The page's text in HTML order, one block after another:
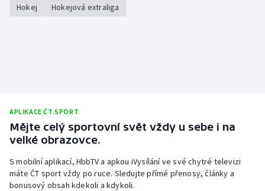
Hokej Hokejová extraliga
APLIKACE ČT SPORT
Mějte celý sportovní svět vždy u sebe i na
velké obrazovce.
S mobilní aplikací, HbbTV a apkou iVysílání ve své chytré televizi
máte ČT sport vždy po ruce. Sledujte přímé přenosy, články a
bonusový obsah kdekoli a kdykoli.